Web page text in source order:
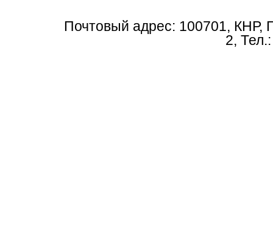
Почтовый адрес: 100701, КНР,
2,